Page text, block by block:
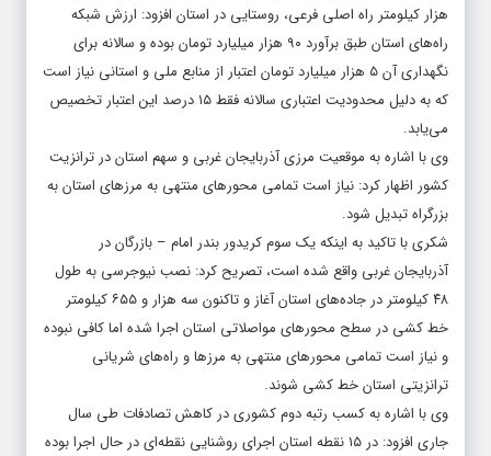
هزار کیلومتر راه اصلی فرعی، روستایی در استان افزود: ارزش شبکه
راه‌های استان طبق برآورد ۹۰ هزار میلیارد تومان بوده و سالانه برای
نگهداری آن ۵ هزار میلیارد تومان اعتبار از منابع ملی و استانی نیاز است
که به دلیل محدودیت اعتباری سالانه فقط ۱۵ درصد این اعتبار تخصیص
می‌یابد.
وی با اشاره به موقعیت مرزی آذربایجان غربی و سهم استان در ترانزیت
کشور اظهار کرد: نیاز است تمامی محورهای منتهی به مرزهای استان به
بزرگراه تبدیل شود.
شکری با تاکید به اینکه یک سوم کریدور بندر امام – بازرگان در
آذربایجان غربی واقع شده است، تصریح کرد: نصب نیوجرسی به طول
۴۸ کیلومتر در جاده‌های استان آغاز و تاکنون سه هزار و ۶۵۵ کیلومتر
خط کشی در سطح محورهای مواصلاتی استان اجرا شده اما کافی نبوده
و نیاز است تمامی محورهای منتهی به مرزها و راه‌های شریانی
ترانزیتی استان خط کشی شوند.
وی با اشاره به کسب رتبه دوم کشوری در کاهش تصادفات طی سال
جاری افزود: در ۱۵ نقطه استان اجرای روشنایی نقطه‌ای در حال اجرا بوده